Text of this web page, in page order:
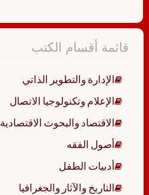
قائمة أقسام الكتب
الإدارة والتطوير الذاتي
الإعلام وتكنولوجيا الاتصال
الاقتصاد والبحوث الاقتصادية
أصول الفقه
أدبيات الطفل
التاريخ والآثار والجغرافيا